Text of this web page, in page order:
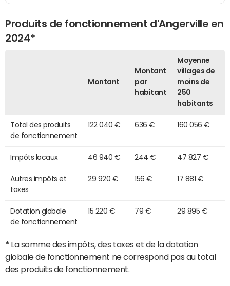
Produits de fonctionnement d'Angerville en
2024*
Montant
Montant
par
habitant
Moyenne
villages de
moins de
250
habitants
Total des produits
de fonctionnement
122 040 € 636 € 160 056 €
Impôts locaux 46 940 € 244 € 47 827 €
Autres impôts et
taxes
29 920 € 156 € 17 881 €
Dotation globale
de fonctionnement
15 220 € 79 € 29 895 €
* La somme des impôts, des taxes et de la dotation
globale de fonctionnement ne correspond pas au total
des produits de fonctionnement.